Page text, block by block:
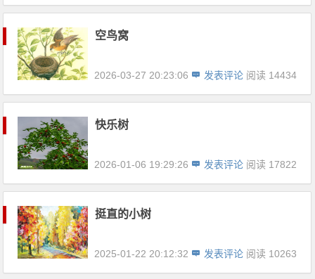
空鸟窝
2026-03-27 20:23:06 发表评论 阅读 14434
快乐树
2026-01-06 19:29:26 发表评论 阅读 17822
挺直的小树
2025-01-22 20:12:32 发表评论 阅读 10263